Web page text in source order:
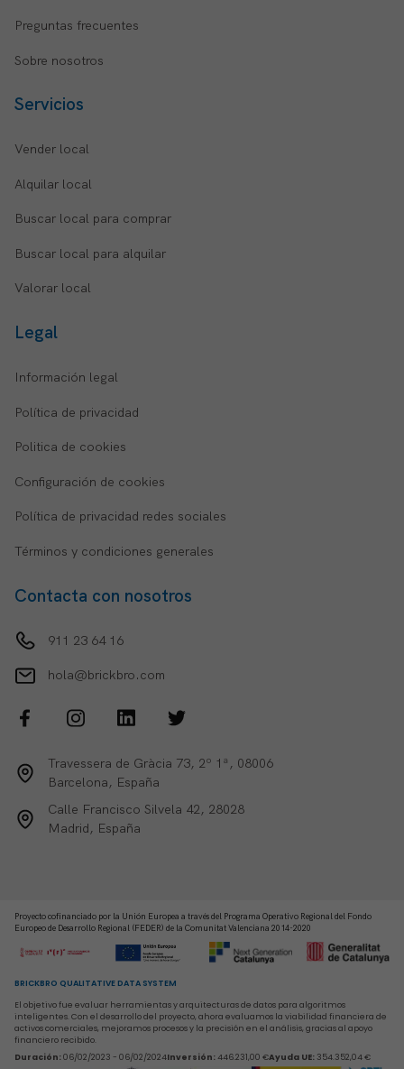
Preguntas frecuentes
Sobre nosotros
Servicios
Vender local
Alquilar local
Buscar local para comprar
Buscar local para alquilar
Valorar local
Legal
Información legal
Política de privacidad
Politica de cookies
Configuración de cookies
Política de privacidad redes sociales
Términos y condiciones generales
Contacta con nosotros
911 23 64 16
hola@brickbro.com
Travessera de Gràcia 73, 2º 1ª, 08006
Barcelona, España
Calle Francisco Silvela 42, 28028
Madrid, España
Proyecto cofinanciado por la Unión Europea a través del Programa Operativo Regional del Fondo
Europeo de Desarrollo Regional (FEDER) de la Comunitat Valenciana 2014-2020
BRICKBRO QUALITATIVE DATA SYSTEM
El objetivo fue evaluar herramientas y arquitecturas de datos para algoritmos
inteligentes. Con el desarrollo del proyecto, ahora evaluamos la viabilidad financiera de
activos comerciales, mejoramos procesos y la precisión en el análisis, gracias al apoyo
financiero recibido.
Duración:06/02/2023 - 06/02/2024Inversión:446.231,00 €Ayuda UE: 354.352,04 €